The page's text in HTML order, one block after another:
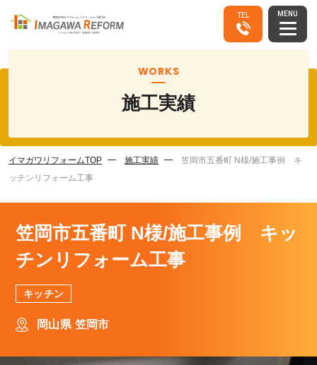
TEL MENU
WORKS
施工実績
イマガワリフォームTOP 施工実績
笠岡市五番町 N様/施工事例 キ
ッチンリフォーム工事
笠岡市五番町 N様/施工事例 キッ
チンリフォーム工事
キッチン
岡山県 笠岡市